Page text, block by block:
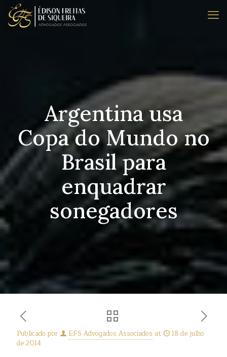
Argentina usa
Copa do Mundo no
Brasil para
enquadrar
sonegadores
Publicado por EFS Advogados Associados at
18 de julho
de 2014